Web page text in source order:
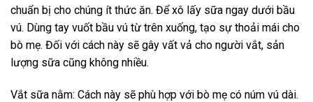
chuẩn bị cho chúng ít thức ăn. Để xô lấy sữa ngay dưới bầu
vú. Dùng tay vuốt bầu vú từ trên xuống, tạo sự thoải mái cho
bò mẹ. Đối với cách này sẽ gây vất vả cho người vắt, sản
lượng sữa cũng không nhiều.
Vắt sữa nằm: Cách này sẽ phù hợp với bò mẹ có núm vú dài.